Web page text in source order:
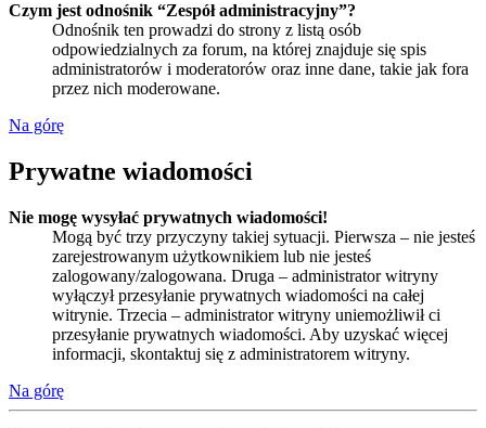
Czym jest odnośnik “Zespół administracyjny”?
Odnośnik ten prowadzi do strony z listą osób
odpowiedzialnych za forum, na której znajduje się spis
administratorów i moderatorów oraz inne dane, takie jak fora
przez nich moderowane.
Na górę
Prywatne wiadomości
Nie mogę wysyłać prywatnych wiadomości!
Mogą być trzy przyczyny takiej sytuacji. Pierwsza – nie jesteś
zarejestrowanym użytkownikiem lub nie jesteś
zalogowany/zalogowana. Druga – administrator witryny
wyłączył przesyłanie prywatnych wiadomości na całej
witrynie. Trzecia – administrator witryny uniemożliwił ci
przesyłanie prywatnych wiadomości. Aby uzyskać więcej
informacji, skontaktuj się z administratorem witryny.
Na górę